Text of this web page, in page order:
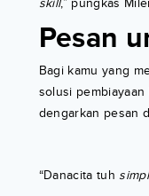
skill,” pungkas
Pesan
Bagi kamu yang
solusi
dengarkan pesan
“Danacita tuh